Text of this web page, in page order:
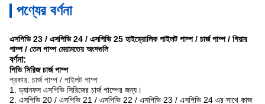
পণ্যের বর্ণনা
এসপিভি 23 / এসপিভি 24 / এসপিভি 25 হাইড্রোলিক পাইলট পাম্প / চার্জ পাম্প / গিয়ার
পাম্প / তেল পাম্প মেরামতের অংশগুলি
বর্ণনা:
পিভি সিরিজ চার্জ পাম্প
প্রকার: চার্জ পাম্প / পাইলট পাম্প
1. ড্যানফস এসপিভি সিরিজের চার্জ পাম্পের জন্য।
2. এসপিভি 20 / এসপিভি 21 / এসপিভি 22 / এসপিভি 23 / এসপিভি 24 এর সাথে কাজ